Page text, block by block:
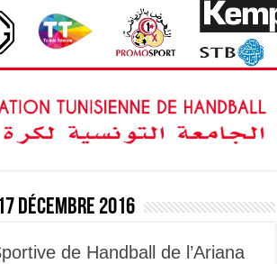
décembre 2016
de Handball de l’Ariana